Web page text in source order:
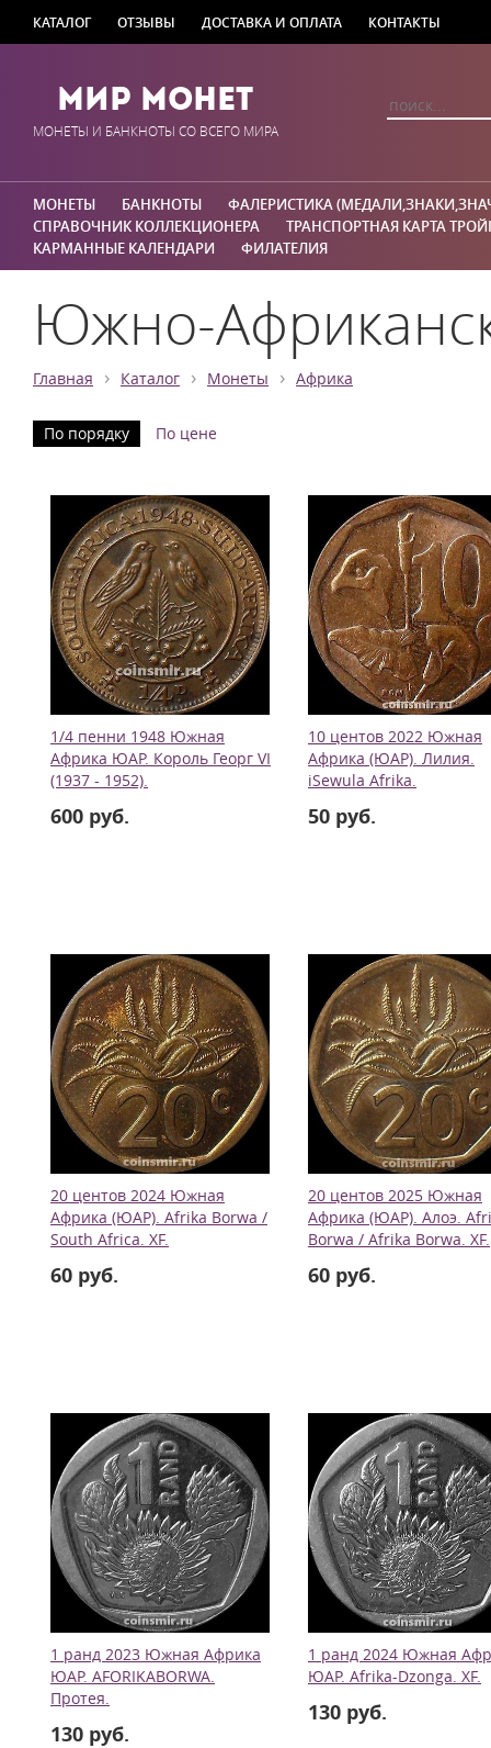
КАТАЛОГ ОТЗЫВЫ ДОСТАВКА И ОПЛАТА КОНТАКТЫ
Мир Монет
МОНЕТЫ И БАНКНОТЫ СО ВСЕГО МИРА
МОНЕТЫ БАНКНОТЫ
ФАЛЕРИСТИКА
СПРАВОЧНИК КОЛЛЕКЦИОНЕРА
ТРАНСПОРТНАЯ КАРТА
КАРМАННЫЕ КАЛЕНДАРИ
ФИЛАТЕЛИЯ
Южно-
Главная › Каталог › Монеты › Африка
По порядку По цене
1/4 пенни 1948 Южная
Африка ЮАР. Король Георг VI
(1937 - 1952).
600 руб.
10 центов 2022 Южная
Африка (ЮАР). Лилия.
iSewula Afrika.
50 руб.
20 центов 2024 Южная
Африка (ЮАР). Afrika Borwa /
South Africa. XF.
60 руб.
20 центов 2025 Южная
Африка (ЮАР). Алоэ.
Borwa / Afrika Borwa. XF.
60 руб.
1 ранд 2023 Южная Африка
ЮАР. AFORIKABORWA.
Протея.
130 руб.
1 ранд 2024 Южная
ЮАР. Afrika-Dzonga. XF.
130 руб.